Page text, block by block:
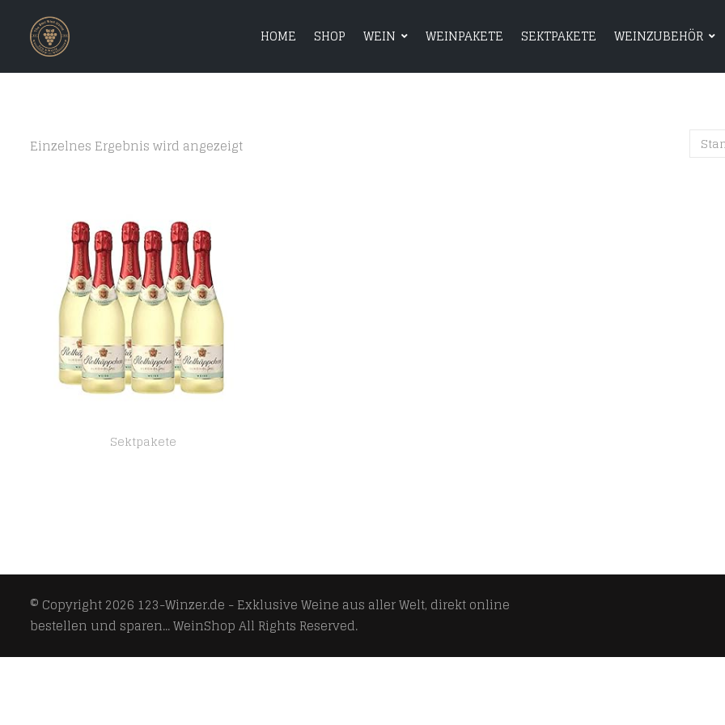
HOME SHOP WEIN WEINPAKETE SEKTPAKETE WEINZUBEHÖR
HOME SHOP WEIN WEINPAKETE
Einzelnes Ergebnis wird angezeigt
Sektpakete
© Copyright 2026 123-Winzer.de - Exklusive Weine aus aller Welt, direkt online
bestellen und sparen... WeinShopAll Rights Reserved.